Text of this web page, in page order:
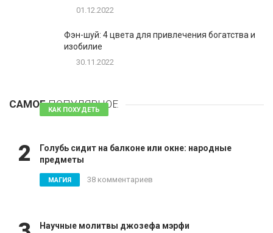
01.12.2022
Фэн-шуй: 4 цвета для привлечения богатства и
изобилие
30.11.2022
САМОЕПОПУЛЯРНОЕ
КАК ПОХУДЕТЬ 81 комментарий
2
Голубь сидит на балконе или окне: народные
предметы
МАГИЯ 38 комментариев
Научные молитвы джозефа мэрфи